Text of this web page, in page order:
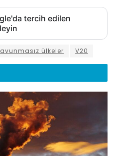
tercih edilen
ülkeler V20